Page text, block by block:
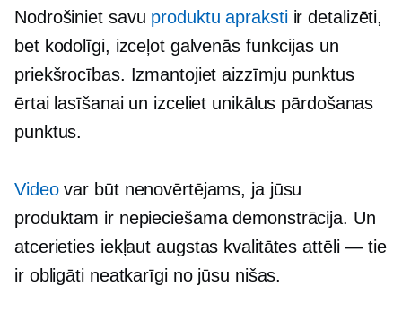
Nodrošiniet savu produktu aprakstiir detalizēti,
bet kodolīgi, izceļot galvenās funkcijas un
priekšrocības. Izmantojiet aizzīmju punktus
ērtai lasīšanai un izceliet unikālus pārdošanas
punktus.
Videovar būt nenovērtējams, ja jūsu
produktam ir nepieciešama demonstrācija. Un
atcerieties iekļaut augstas kvalitātes attēli — tie
ir obligāti neatkarīgi no jūsu nišas.